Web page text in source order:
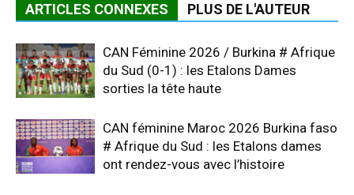
ARTICLES CONNEXES PLUS DE L'AUTEUR
CAN Féminine 2026 / Burkina # Afrique
du Sud (0-1) : les Etalons Dames
sorties la tête haute
CAN féminine Maroc 2026 Burkina faso
# Afrique du Sud : les Etalons dames
ont rendez-vous avec l’histoire